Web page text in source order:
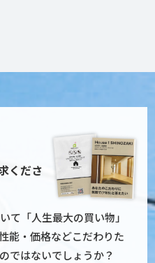
くださ
て「人生最大の買い物」
能・価格などこだわりた
ではないでしょうか？